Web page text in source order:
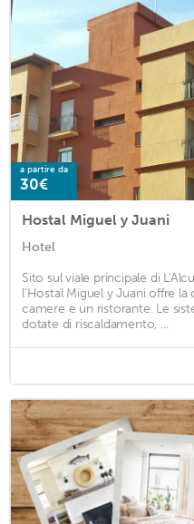
a partire da
30€
Hostal Miguel y Juani
Hotel
Sito sul viale principale di
l'Hostal Miguel y Juani offre
camere e un ristorante. Le
dotate di riscaldamento, ...